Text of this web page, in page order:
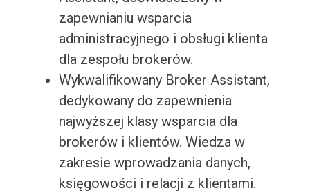
zapewnianiu wsparcia
administracyjnego i obsługi klienta
dla zespołu brokerów.
Wykwalifikowany Broker Assistant,
dedykowany do zapewnienia
najwyższej klasy wsparcia dla
brokerów i klientów. Wiedza w
zakresie wprowadzania danych,
księgowości i relacji z klientami.